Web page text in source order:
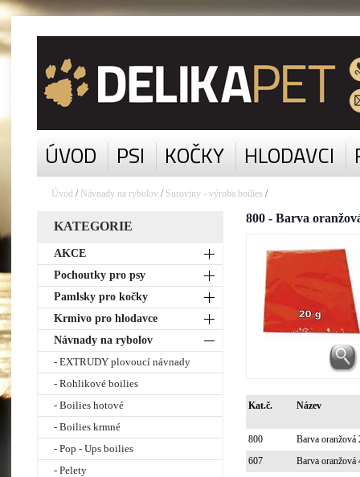
ÚVOD PSI KOČKY HLODAVCI
Úvod / Návnady na rybolov/ Suroviny - výroba boilies /
KATEGORIE
AKCE
Pochoutky pro psy
Pamlsky pro kočky
Krmivo pro hlodavce
Návnady na rybolov
- EXTRUDY plovoucí návnady
- Rohlikové boilies
- Boilies hotové
- Boilies krmné
- Pop - Ups boilies
- Pelety
800 - Barva
Kat.č. Název
800
Barva oranžová
607
Barva oranžová